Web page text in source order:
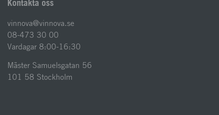
Kontakta oss
vinnova@vinnova.se
08-473 30 00
Vardagar 8:00-16:30
Mäster Samuelsgatan 56
101 58 Stockholm